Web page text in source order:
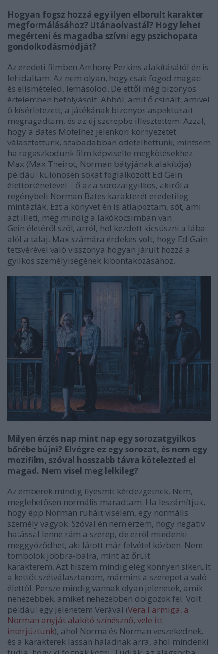
Hogyan fogsz hozzá egy ilyen elborult karakter
megformálásához? Utánaolvastál? Hogy lehet
megérteni és magadba szívni egy pszichopata
gondolkodásmódját?
Az eredeti filmben Anthony Perkins alakításától én is
lehidaltam. Az nem olyan, hogy csak fogod magad
és elismételed, lemásolod. De ettől még bizonyos
értelemben befolyásolt. Abból, amit ő csinált, amivel
ő kísérletezett, a játékának bizonyos aspektusait
megragadtam, és az új szerepbe illesztettem. Azzal,
hogy a Bates Motelhez jelenkori környezetet
választottunk, szabadabban ötletelhettünk, mintsem
ha ragaszkodunk film képviselte megkötésekhez.
Max (Max Theirot, Norman bátyjának alakítója)
például különösen sokat foglalkozott Ed Gein
élettörténetével – ő az a sorozatgyilkos, akiről a
regénybeli Norman Bates karakterét eredetileg
mintázták. Ezt a könyvet én is átlapoztam, sőt, ami
azt illeti, még mindig a lakókocsimban van.
Gein életéről szól, arról, hol kezdett kicsúszni a lába
alól a talaj. Max számára érdekes volt, hogy Ed Gain
tetsvérével való visszonya hogyan járult hozzá a
gyilkos személyiségének kibontakozásához.
Milyen érzés nap mint nap egy sorozatgyilkos
bőrébe bújni? Elvégre ez egy sorozat, és nem egy
mozifilm, szóval hosszabb távra kötelezted el
magad. Nem visel meg lelkileg?
Az emberek mindig ilyesmit kérdezgetnek. Nem,
meglehetősen normális maradtam. Ha leszámítjuk,
hogy épp Norman ruháit viselem, egy normális
személy vagyok. Szóval én nem érzem, hogy negatív
hatással lenne rám a szerep, de erről mindenki
meggyőződhet, aki látott már felvétel közben. Nem
tombolok jobbra-balra, mint az őrült
karakterem. Azt hiszem mindig elég könnyen sikerült
a kettőt szétválasztanom, mármint a szerepet a való
élettől. Persze mindig vannak olyan jelenetek, amik
nehezebbek, amiket nehezebben dolgozok fel. Volt
például egy jelenetem Verával (Vera Farmiga, a
Norman anyját alakító színésznő, vele itt
interjúztunk), ahol Norma és Norman veszekednek,
és a karakterek lassan haladnak arra, ahol mindenki